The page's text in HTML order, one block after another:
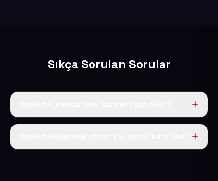
Sıkça Sorulan Sorular
Tek fiyat uygulanır: yıllık 50 USD + KDV. Bu bedele alan